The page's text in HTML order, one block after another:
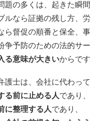
題の多くは、起きた瞬間
ルなら証拠の残し方、
ら督促の順番と保全、
争予防のための法的サ
る意味が大きいからです
護士は、会社に代わっ
る前に止める人であり、
に整理する人であり、